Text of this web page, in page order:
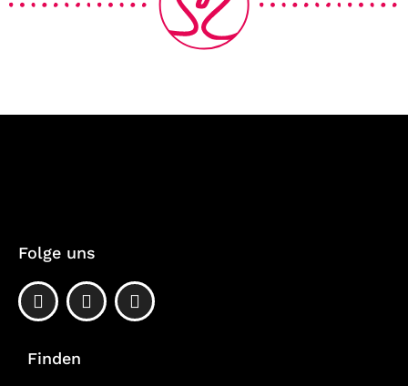
Folge uns
F
a
c
b
P
i
n
I
n
s
Finden